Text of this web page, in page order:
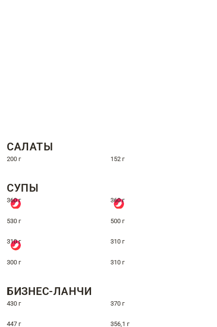
САЛАТЫ
200 г 152 г
СУПЫ
360 г 360 г
530 г 500 г
310 г 310 г
300 г 310 г
БИЗНЕС-ЛАНЧИ
430 г 370 г
447 г 356,1 г